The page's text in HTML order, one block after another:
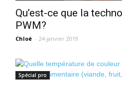
Qu’est-ce que la
PWM?
Chloé - 24 janvier 2019
Spécial pro